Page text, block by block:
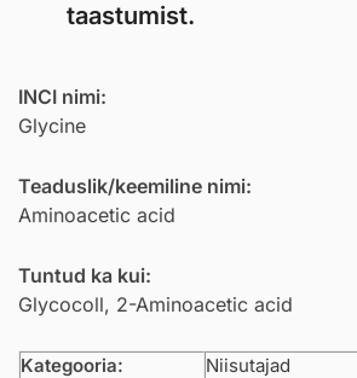
taastumist.
INCI nimi:
Glycine
Teaduslik/keemiline nimi:
Aminoacetic acid
Tuntud ka kui:
Glycocoll, 2-Aminoacetic acid
Kategooria:
Niisutajad